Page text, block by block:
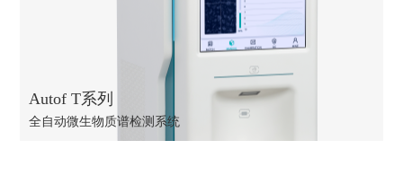
Autof T系列
全自动微生物质谱检测系统